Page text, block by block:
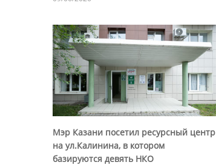
Мэр Казани посетил ресурсный центр
на ул.Калинина, в котором
базируются девять НКО